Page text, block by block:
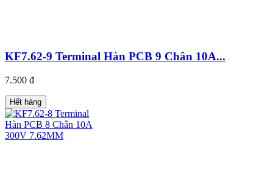
KF7.62-9 Terminal Hàn PCB 9 Chân 10A...
7.500 đ
Hết hàng